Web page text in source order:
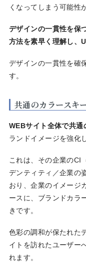
くなってしまう可能性
デザインの一貫性を保
方法を素早く理解し、
デザインの一貫性を確
す。
共通のカラースキ
WEBサイト全体で共通
ランドイメージを強化
これは、その企業のCI
デンティティ／企業の
おり、企業のイメージ
ースに、ブランドカラ
きです。
色彩の調和が保たれた
イトを訪れたユーザー
れます。